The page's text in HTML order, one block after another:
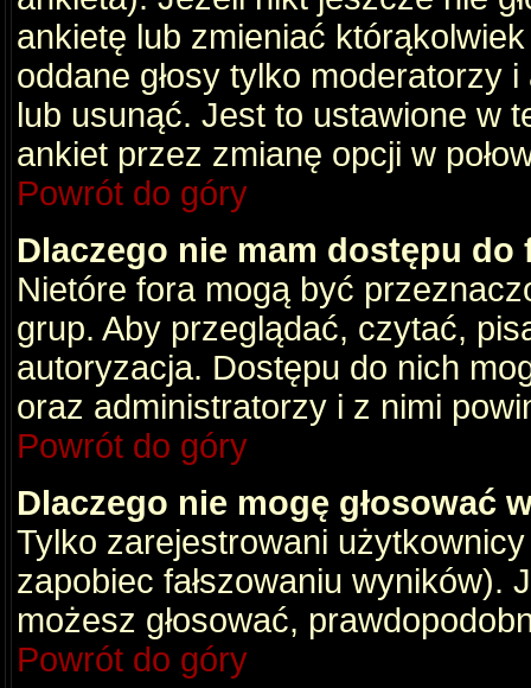
ankietę lub zmieniać
oddane głosy tylko moderatorzy
lub usunąć. Jest to ustawione w
ankiet przez zmianę opcji w
Powrót do góry
Dlaczego nie mam dostępu do
Nietóre fora mogą być
grup. Aby przeglądać, czytać,
autoryzacja. Dostępu do nich
oraz administratorzy i z nimi
Powrót do góry
Dlaczego nie mogę głosować
Tylko zarejestrowani
zapobiec fałszowaniu wyników).
możesz głosować,
Powrót do góry